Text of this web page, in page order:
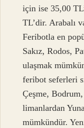
için ise 35,00
TL’dir. Arabalı
Feribotla en
Sakız, Rodos,
ulaşmak
feribot seferleri
Çeşme,
limanlardan
mümkündür.